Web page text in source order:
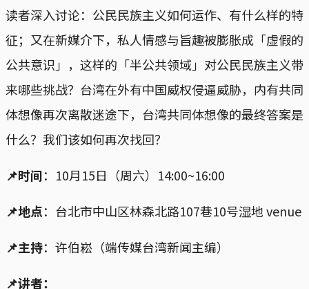
读者深入讨论：公民民族主义如何运作、有什么样的特
征；又在新媒介下，私人情感与旨趣被膨胀成「虚假的
公共意识」，这样的「半公共领域」对公民民族主义带
来哪些挑战？台湾在外有中国威权侵逼威胁，内有共同
体想像再次离散迷途下，台湾共同体想像的最终答案是
什么？我们该如何再次找回？
📌时间：10月15日（周六）14:00~16:00
📌地点：台北市中山区林森北路107巷10号湿地 venue
📌主持：许伯崧（端传媒台湾新闻主编）
📌讲者：